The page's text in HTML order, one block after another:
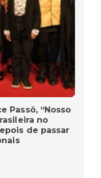
Passô, “Nosso
no
de passar